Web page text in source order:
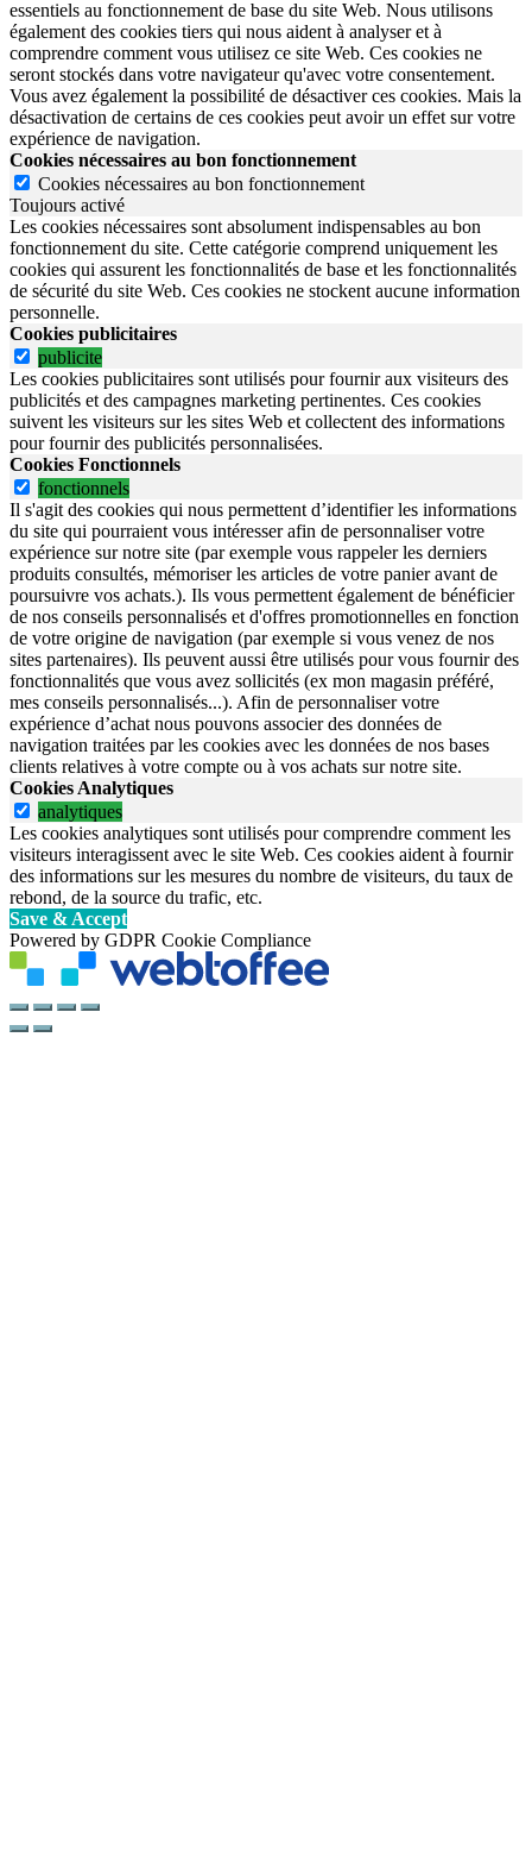
essentiels au fonctionnement de base du site Web. Nous utilisons
également des cookies tiers qui nous aident à analyser et à
comprendre comment vous utilisez ce site Web. Ces cookies ne
seront stockés dans votre navigateur qu'avec votre consentement.
Vous avez également la possibilité de désactiver ces cookies. Mais la
désactivation de certains de ces cookies peut avoir un effet sur votre
expérience de navigation.
Cookies nécessaires au bon fonctionnement
Cookies nécessaires au bon fonctionnement
Toujours activé
Les cookies nécessaires sont absolument indispensables au bon
fonctionnement du site. Cette catégorie comprend uniquement les
cookies qui assurent les fonctionnalités de base et les fonctionnalités
de sécurité du site Web. Ces cookies ne stockent aucune information
personnelle.
Cookies publicitaires
publicite
Les cookies publicitaires sont utilisés pour fournir aux visiteurs des
publicités et des campagnes marketing pertinentes. Ces cookies
suivent les visiteurs sur les sites Web et collectent des informations
pour fournir des publicités personnalisées.
Cookies Fonctionnels
fonctionnels
Il s'agit des cookies qui nous permettent d’identifier les informations
du site qui pourraient vous intéresser afin de personnaliser votre
expérience sur notre site (par exemple vous rappeler les derniers
produits consultés, mémoriser les articles de votre panier avant de
poursuivre vos achats.). Ils vous permettent également de bénéficier
de nos conseils personnalisés et d'offres promotionnelles en fonction
de votre origine de navigation (par exemple si vous venez de nos
sites partenaires). Ils peuvent aussi être utilisés pour vous fournir des
fonctionnalités que vous avez sollicités (ex mon magasin préféré,
mes conseils personnalisés...). Afin de personnaliser votre
expérience d’achat nous pouvons associer des données de
navigation traitées par les cookies avec les données de nos bases
clients relatives à votre compte ou à vos achats sur notre site.
Cookies Analytiques
analytiques
Les cookies analytiques sont utilisés pour comprendre comment les
visiteurs interagissent avec le site Web. Ces cookies aident à fournir
des informations sur les mesures du nombre de visiteurs, du taux de
rebond, de la source du trafic, etc.
Save & Accept
Powered by GDPR Cookie Compliance